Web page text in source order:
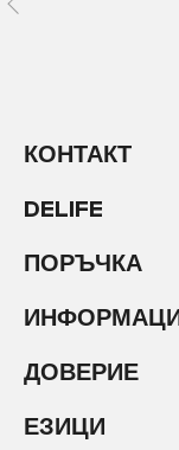
КОНТАКТ
DELIFE
ПОРЪЧКА
ДОВЕРИЕ
ЕЗИЦИ